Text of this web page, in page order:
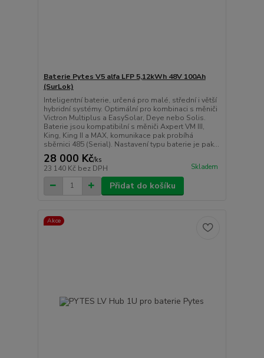
Baterie Pytes V5 alfa LFP 5,12kWh 48V 100Ah
(SurLok)
Inteligentní baterie, určená pro malé, střední i větší
hybridní systémy. Optimální pro kombinaci s měniči
Victron Multiplus a EasySolar, Deye nebo Solis.
Baterie jsou kompatibilní s měniči Axpert VM III,
King, King II a MAX, komunikace pak probíhá
sběrnici 485 (Serial). Nastavení typu baterie je pak...
28 000 Kč/ks
23 140 Kč bez DPH Skladem
Přidat do košíku
Akce